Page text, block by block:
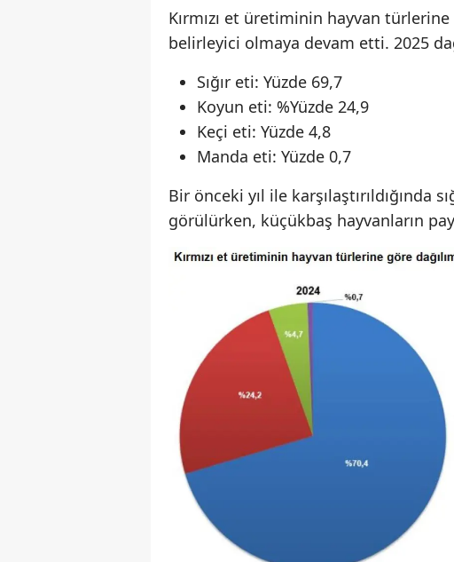
Kırmızı et üretiminin hayvan türlerine
belirleyici olmaya devam etti. 2025
Sığır eti: Yüzde 69,7
Koyun eti: %Yüzde 24,9
Keçi eti: Yüzde 4,8
Manda eti: Yüzde 0,7
Bir önceki yıl ile karşılaştırıldığında
görülürken, küçükbaş hayvanların